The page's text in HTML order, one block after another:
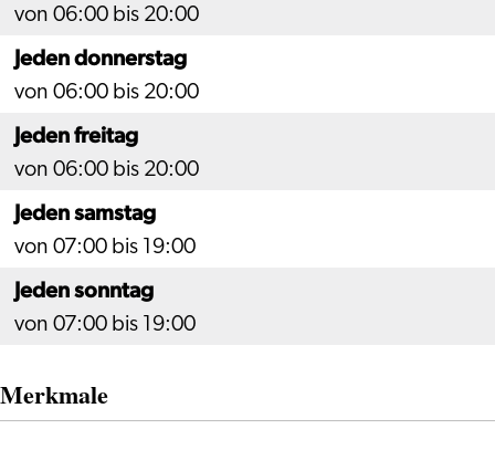
von 06:00 bis 20:00
Jeden donnerstag
von 06:00 bis 20:00
Jeden freitag
von 06:00 bis 20:00
Jeden samstag
von 07:00 bis 19:00
Jeden sonntag
von 07:00 bis 19:00
Merkmale